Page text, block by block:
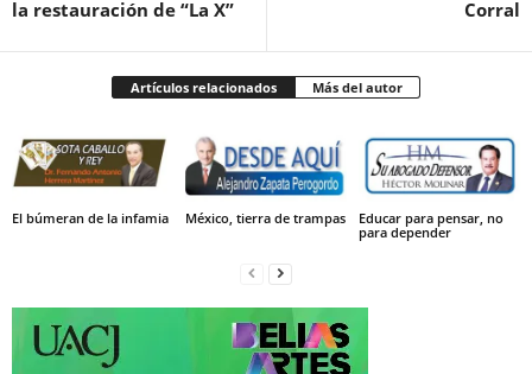
la restauración de “La X”
Corral
Artículos relacionados Más del autor
El búmeran de la infamia México, tierra de trampas
Educar para pensar, no
para depender